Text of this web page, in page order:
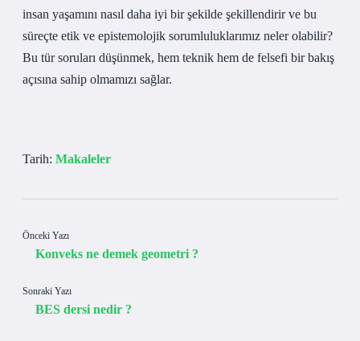
insan yaşamını nasıl daha iyi bir şekilde şekillendirir ve bu
süreçte etik ve epistemolojik sorumluluklarımız neler olabilir?
Bu tür soruları düşünmek, hem teknik hem de felsefi bir bakış
açısına sahip olmamızı sağlar.
Tarih: Makaleler
Önceki Yazı
Konveks ne demek geometri ?
Sonraki Yazı
BES dersi nedir ?